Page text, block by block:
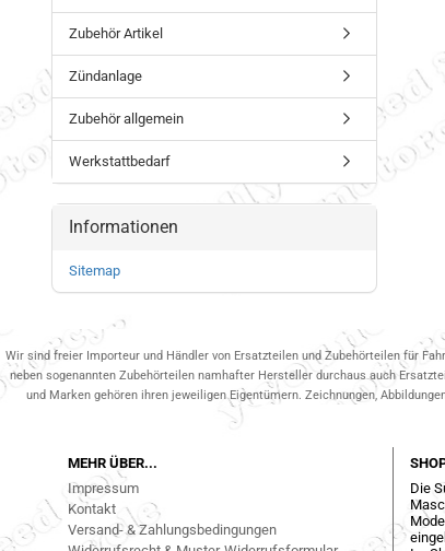
Zubehör Artikel
Zündanlage
Zubehör allgemein
Werkstattbedarf
Informationen
Sitemap
Wir sind freier Importeur und Händler von Ersatzteilen und Zubehörteilen für
neben sogenannten Zubehörteilen namhafter Hersteller durchaus auch
und Marken gehören ihren jeweiligen Eigentümern. Zeichnungen,
MEHR ÜBER...
Impressum
Kontakt
Versand- & Zahlungsbedingungen
Die